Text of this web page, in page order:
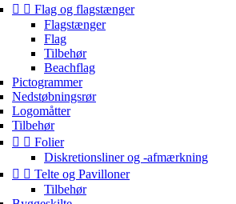
  Flag og flagstænger
Flagstænger
Flag
Tilbehør
Beachflag
Pictogrammer
Nedstøbningsrør
Logomåtter
Tilbehør
  Folier
Diskretionsliner og -afmærkning
  Telte og Pavilloner
Tilbehør